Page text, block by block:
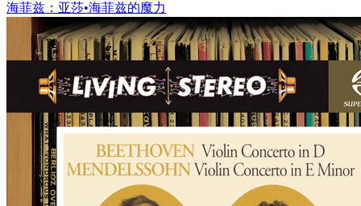
海菲兹：亚莎•海菲兹的魔力